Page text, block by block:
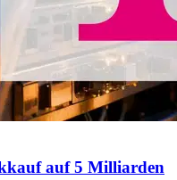
auf 5 Milliarden